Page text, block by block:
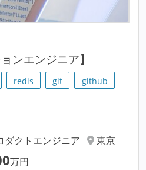
ンエンジニア】
redis git
github
ダクトエンジニア
東京
万円